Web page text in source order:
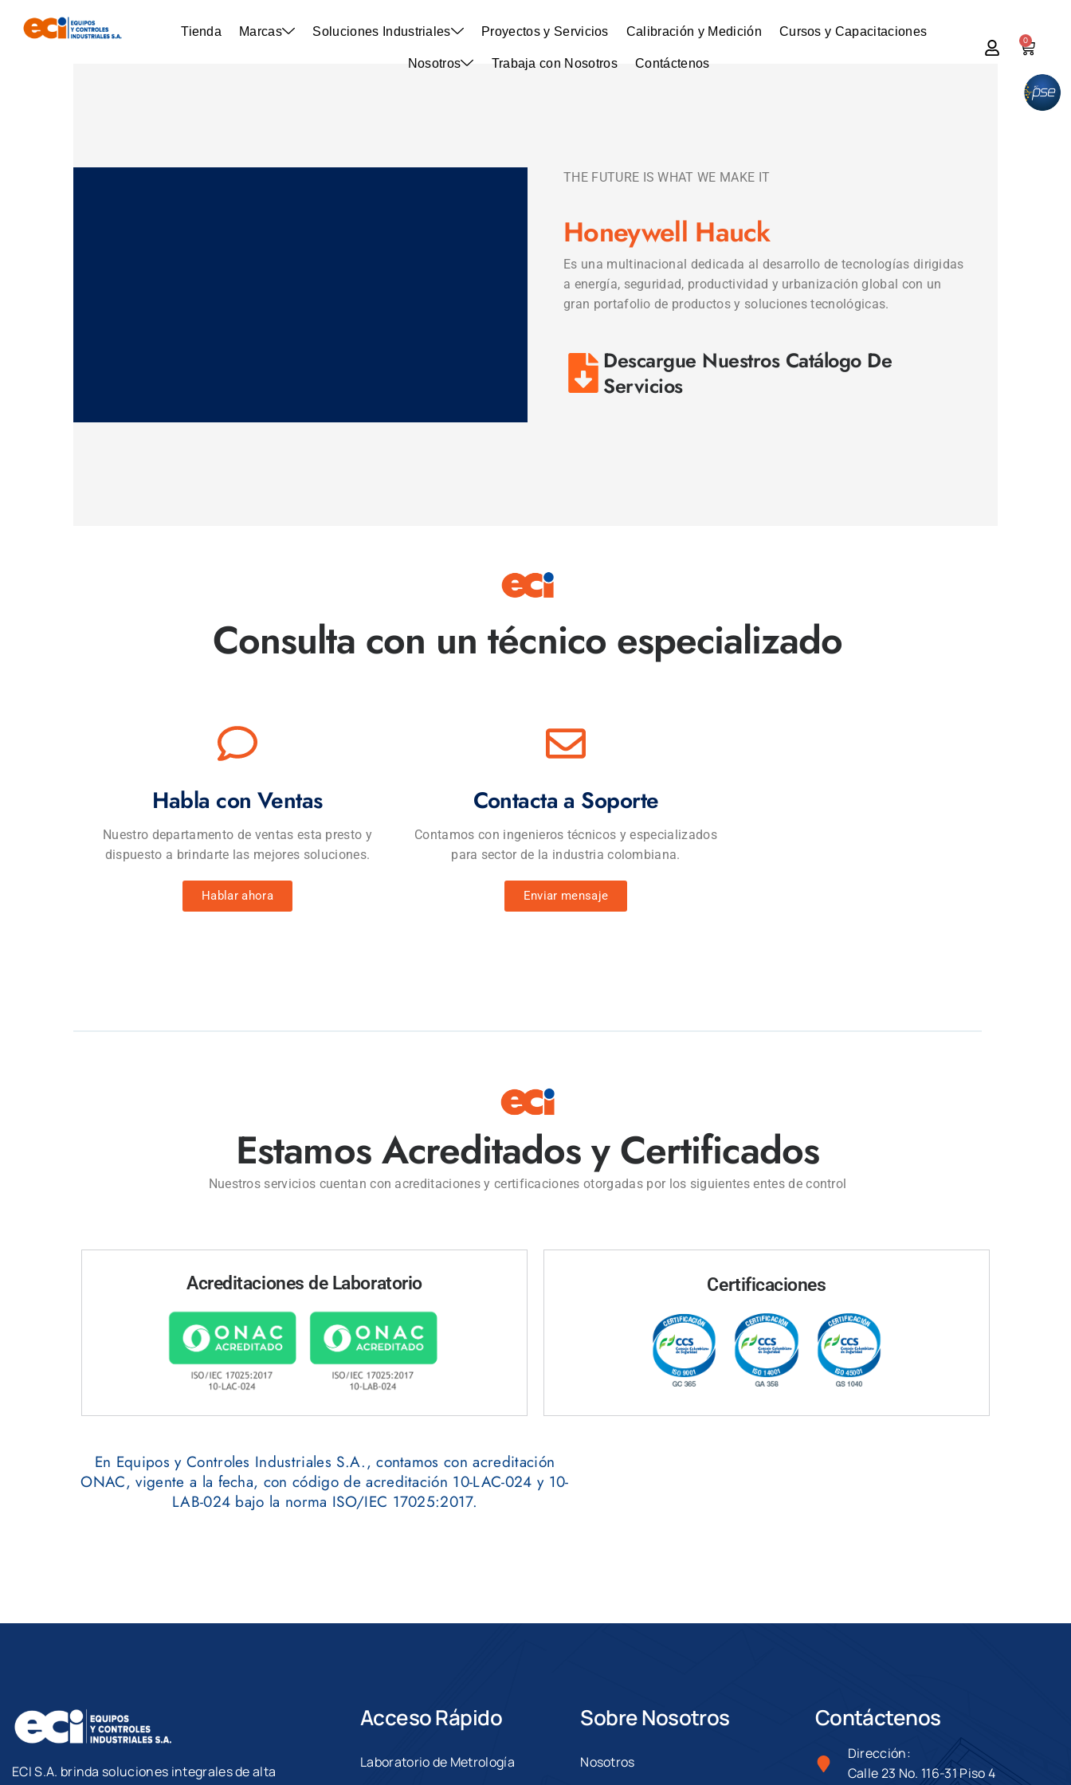
Tienda Marcas Soluciones Industriales Proyectos y Servicios Calibración y Medición Cursos y Capacitaciones
Nosotros Trabaja con Nosotros Contáctenos
0
THE FUTURE IS WHAT WE MAKE IT
Honeywell Hauck
Es una multinacional dedicada al desarrollo de tecnologías dirigidas
a energía, seguridad, productividad y urbanización global con un
gran portafolio de productos y soluciones tecnológicas.
Descargue Nuestros Catálogo De
Servicios
Consulta con un técnico especializado
Habla con Ventas
Nuestro departamento de ventas esta presto y
dispuesto a brindarte las mejores soluciones.
Hablar ahora
Contacta a Soporte
Contamos con ingenieros técnicos y especializados
para sector de la industria colombiana.
Enviar mensaje
Estamos Acreditados y Certificados
Nuestros servicios cuentan con acreditaciones y certificaciones otorgadas por los siguientes entes de control
Acreditaciones de Laboratorio Certificaciones
En Equipos y Controles Industriales S.A., contamos con acreditación
ONAC, vigente a la fecha, con código de acreditación 10-LAC-024 y 10-
LAB-024 bajo la norma ISO/IEC 17025:2017.
ECI S.A. brinda soluciones integrales de alta
Acceso Rápido
Laboratorio de Metrología
Sobre Nosotros
Nosotros
Contáctenos
Dirección:
Calle 23 No. 116-31 Piso 4